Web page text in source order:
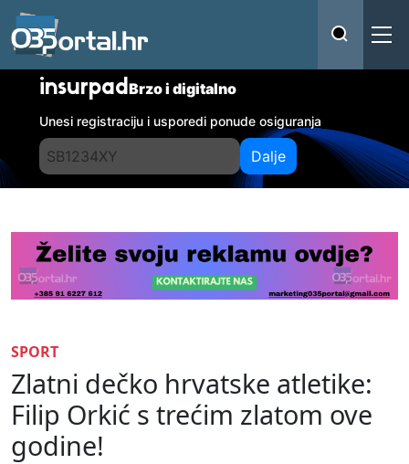
insurpadBrzo i digitalno
Unesi registraciju i usporedi ponude osiguranja
Dalje
SPORT
Zlatni dečko hrvatske atletike:
Filip Orkić s trećim zlatom ove
godine!